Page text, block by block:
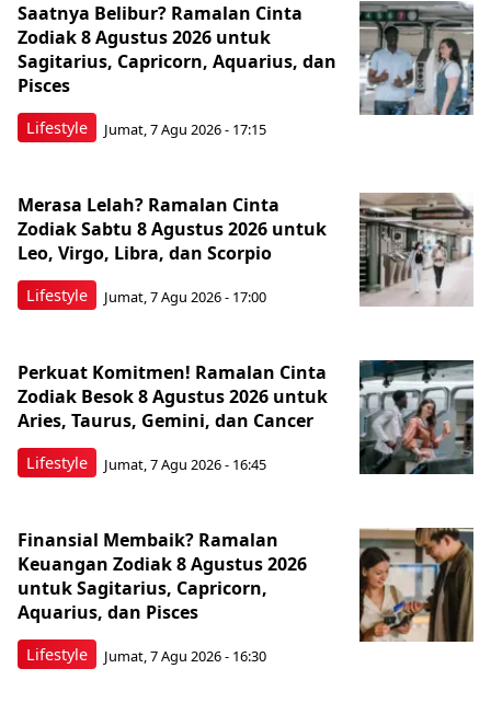
Lifestyle
Saatnya Belibur? Ramalan Cinta
Zodiak 8 Agustus 2026 untuk
Sagitarius, Capricorn, Aquarius, dan
Pisces
Jumat, 7 Agu 2026 - 17:15
Lifestyle
Merasa Lelah? Ramalan Cinta
Zodiak Sabtu 8 Agustus 2026 untuk
Leo, Virgo, Libra, dan Scorpio
Jumat, 7 Agu 2026 - 17:00
Lifestyle
Perkuat Komitmen! Ramalan Cinta
Zodiak Besok 8 Agustus 2026 untuk
Aries, Taurus, Gemini, dan Cancer
Jumat, 7 Agu 2026 - 16:45
Lifestyle
Finansial Membaik? Ramalan
Keuangan Zodiak 8 Agustus 2026
untuk Sagitarius, Capricorn,
Aquarius, dan Pisces
Jumat, 7 Agu 2026 - 16:30